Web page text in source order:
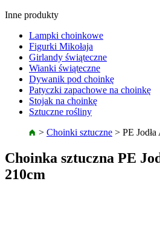
Inne produkty
Lampki choinkowe
Figurki Mikołaja
Girlandy świąteczne
Wianki świąteczne
Dywanik pod choinkę
Patyczki zapachowe na choinkę
Stojak na choinkę
Sztuczne rośliny
> Choinki sztuczne > PE
Choinka sztuczna PE
210cm